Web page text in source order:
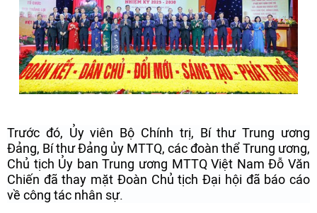
Trước đó, Ủy viên Bộ Chính trị, Bí thư Trung ương
Đảng, Bí thư Đảng ủy MTTQ, các đoàn thể Trung ương,
Chủ tịch Ủy ban Trung ương MTTQ Việt Nam Đỗ Văn
Chiến đã thay mặt Đoàn Chủ tịch Đại hội đã báo cáo
về công tác nhân sự.